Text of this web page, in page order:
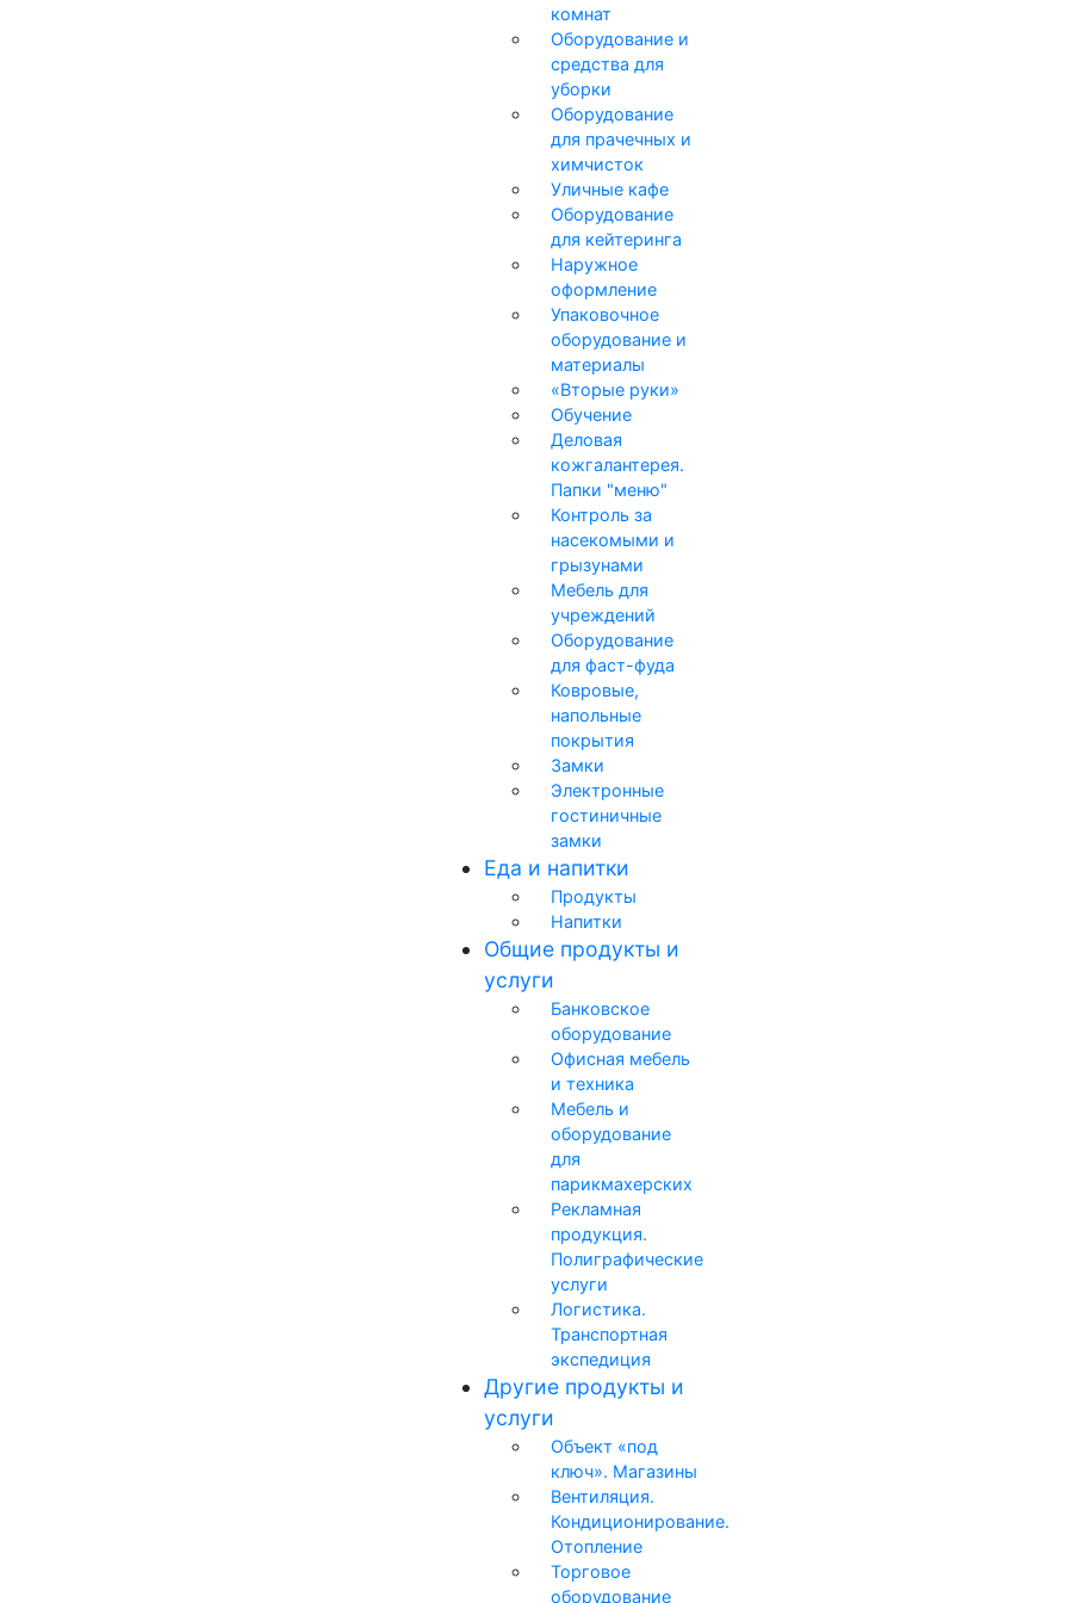
комнат
Оборудование и
средства для
уборки
Оборудование
для прачечных и
химчисток
Уличные кафе
Оборудование
для кейтеринга
Наружное
оформление
Упаковочное
оборудование и
материалы
«Вторые руки»
Обучение
Деловая
кожгалантерея.
Папки "меню"
Контроль за
насекомыми и
грызунами
Мебель для
учреждений
Оборудование
для фаст-фуда
Ковровые,
напольные
покрытия
Замки
Электронные
гостиничные
замки
Еда и напитки
Продукты
Напитки
Общие продукты и
услуги
Банковское
оборудование
Офисная мебель
и техника
Мебель и
оборудование
для
парикмахерских
Рекламная
продукция.
Полиграфические
услуги
Логистика.
Транспортная
экспедиция
Другие продукты и
услуги
Объект «под
ключ». Магазины
Вентиляция.
Кондиционирование.
Отопление
Торговое
оборудование